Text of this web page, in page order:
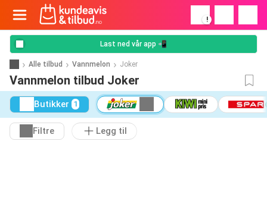
!
Last ned vår app 📲
Alle tilbud Vannmelon Joker
Vannmelon tilbud Joker
Butikker 1
Filtre Legg til